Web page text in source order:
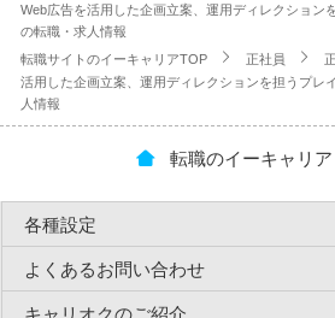
Web広告を活用した企画立案、運用ディレクション
の転職・求人情報
転職サイトのイーキャリアTOP
正社員
活用した企画立案、運用ディレクションを担うプレ
人情報
転職のイーキャリ
各種設定
よくあるお問い合わせ
キャリオクのご紹介